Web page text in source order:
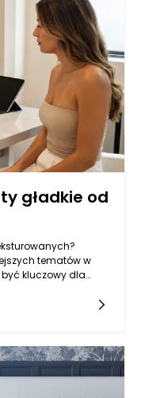
gładkie od
tematów w
kluczowy dla